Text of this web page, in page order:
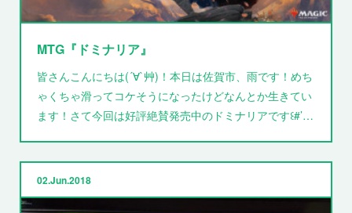
MTG『ドミナリア』
皆さんこんにちは(´∀`艸)！本日は佐賀市、雨です！めち
ゃくちゃ滑ってコケそうになったけどなんとか生きてい
ます！さて今回は好評絶賛発売中のドミナリアです꒰#’…
02Jun2018